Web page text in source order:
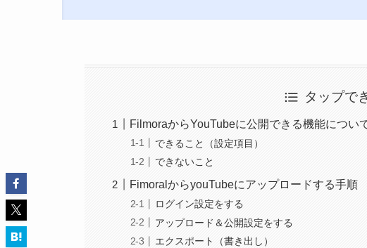
タップで
FilmoraからYouTubeに公開できる機能につい
できること（設定項目）
できないこと
FimoralからyouTubeにアップロードする手順
ログイン設定をする
アップロード＆公開設定をする
エクスポート（書き出し）